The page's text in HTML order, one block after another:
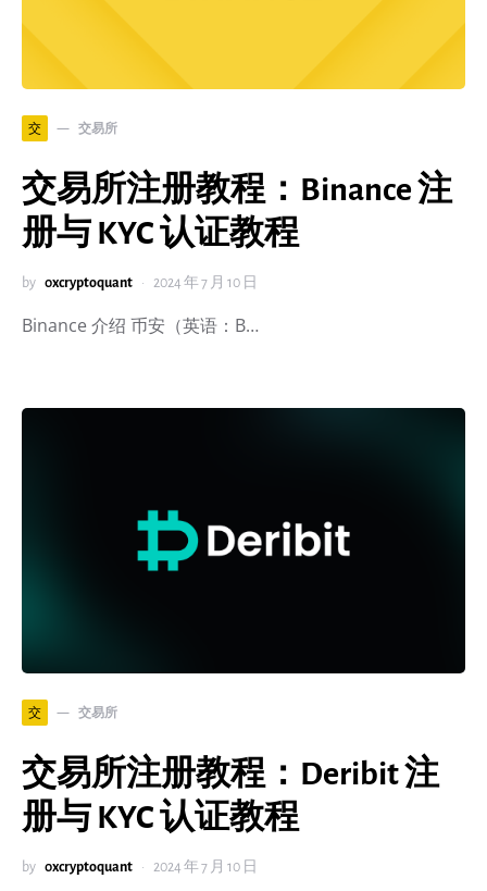
交 交易所
交易所注册教程：Binance 注
册与 KYC 认证教程
by 0xcryptoquant 2024 年 7 月 10 日
Binance 介绍 币安（英语：B…
交 交易所
交易所注册教程：Deribit 注
册与 KYC 认证教程
by 0xcryptoquant 2024 年 7 月 10 日